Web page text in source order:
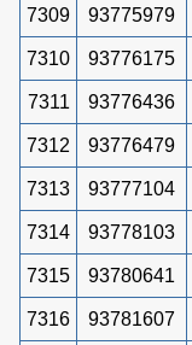
7309 93775979
7310 93776175
7311 93776436
7312 93776479
7313 93777104
7314 93778103
7315 93780641
7316 93781607